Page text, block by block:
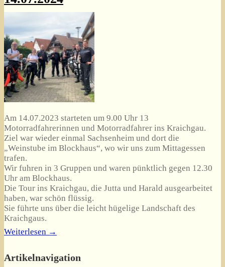
Am 14.07.2023 starteten um 9.00 Uhr 13
Motorradfahrerinnen und Motorradfahrer ins Kraichgau.
Ziel war wieder einmal Sachsenheim und dort die
„Weinstube im Blockhaus“, wo wir uns zum Mittagessen
trafen.
Wir fuhren in 3 Gruppen und waren pünktlich gegen 12.30
Uhr am Blockhaus.
Die Tour ins Kraichgau, die Jutta und Harald ausgearbeitet
haben, war schön flüssig.
Sie führte uns über die leicht hügelige Landschaft des
Kraichgaus.
Weiterlesen →
Artikelnavigation